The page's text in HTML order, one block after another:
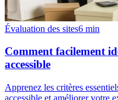
Évaluation des sites6 min
Comment facilement
accessible
Apprenez les critères
accessible et améliorer votre